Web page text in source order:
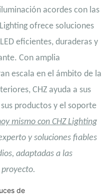
acordes con las
ofrece soluciones
eficientes, duraderas y
Con amplia
escala en el ámbito de la
CHZ ayuda a sus
productos y el soporte
mismo con CHZ Lighting
y soluciones fiables
adaptadas a las
de